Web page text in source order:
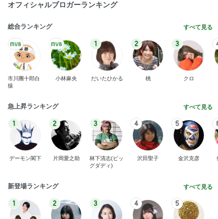
オフィシャルブロガーランキング
総合ランキング すべて見る
市川團十郎白
猿
小林麻央
1
だいたひかる
2
桃
3
クロ
急上昇ランキング すべて見る
1
デーモン閣下
2
片岡愛之助
3
林下清志(ビッ
グダディ)
4
沢田聖子
5
金沢克彦
新登場ランキング すべて見る
1 2 3 4 5